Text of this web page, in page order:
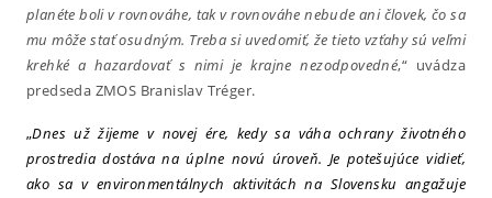
planéte boli v rovnováhe, tak v rovnováhe nebude ani človek, čo sa
mu môže stať osudným. Treba si uvedomiť, že tieto vzťahy sú veľmi
krehké a hazardovať s nimi je krajne nezodpovedné,“ uvádza
predseda ZMOS Branislav Tréger.
„Dnes už žijeme v novej ére, kedy sa váha ochrany životného
prostredia dostáva na úplne novú úroveň. Je potešujúce vidieť,
ako sa v environmentálnych aktivitách na Slovensku angažuje